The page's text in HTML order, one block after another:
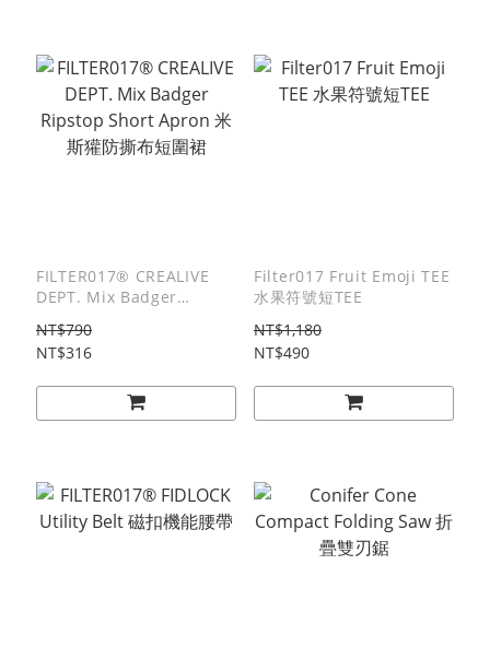
FILTER017® CREALIVE
DEPT. Mix Badger
斯獾防撕布短圍裙
NT$790
NT$316
Filter017 Fruit Emoji TEE
水果符號短TEE
NT$1,180
NT$490